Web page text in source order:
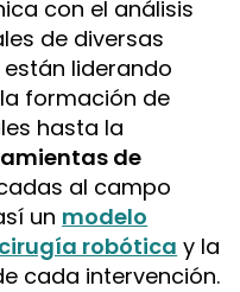
con el análisis
de diversas
liderando
formación de
hasta la
de
al campo
un modelo
robótica y la
cada intervención.